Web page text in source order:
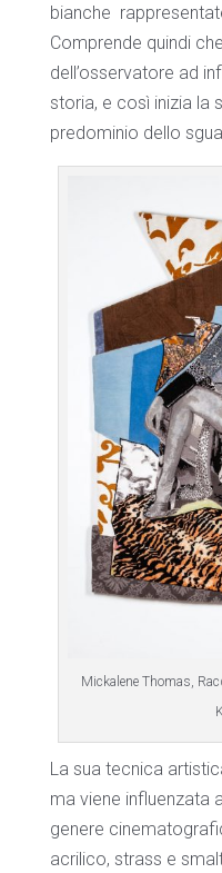
bianche
Comprende quindi
dell’osservatore ad
storia, e così inizia la
predominio dello
Mickalene Thomas,
La sua tecnica
ma viene influenzata
genere
acrilico, strass e